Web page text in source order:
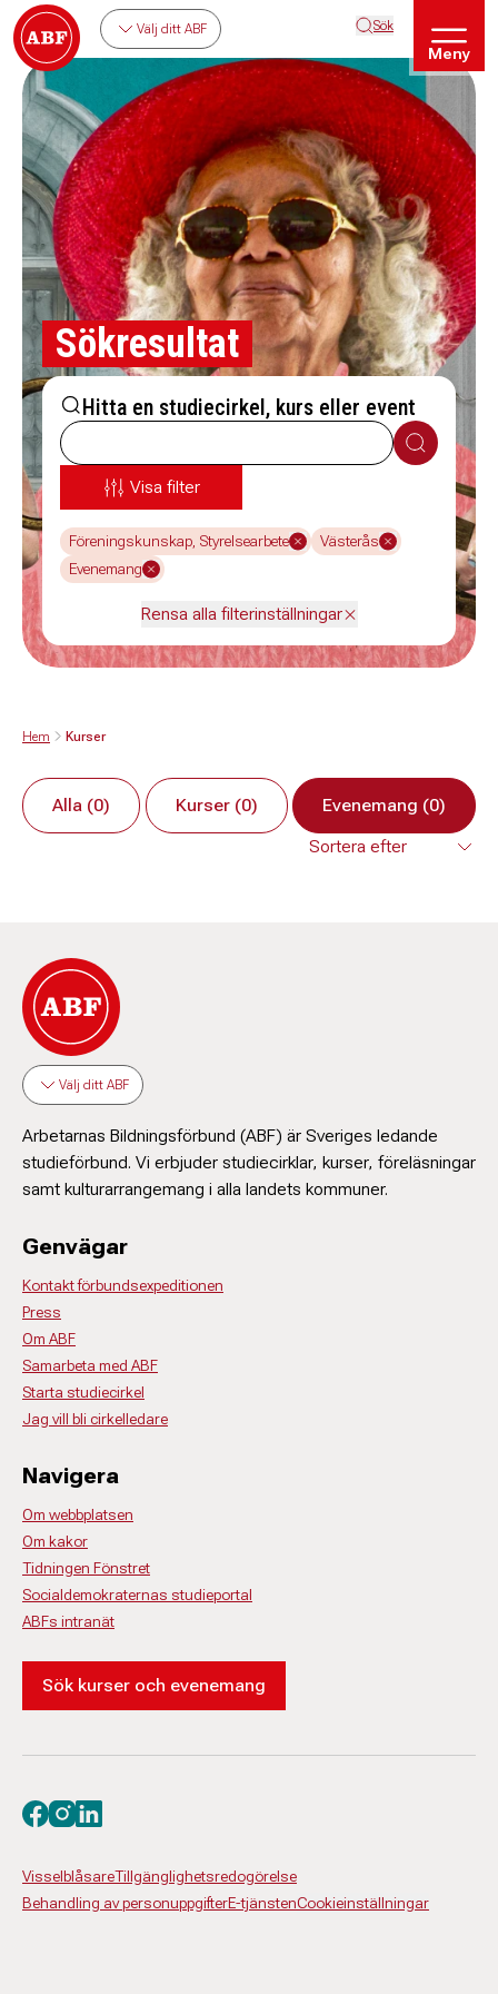
Välj ditt ABF Sök
Meny
Sökresultat
Hitta en studiecirkel, kurs eller event
Sök
Visa filter
Föreningskunskap, Styrelsearbete
Västerås
Evenemang
Rensa alla filterinställningar
Hem Kurser
Alla (0) Kurser (0) Evenemang (0)
Välj ditt ABF
Arbetarnas Bildningsförbund (ABF) är Sveriges ledande
studieförbund. Vi erbjuder studiecirklar, kurser, föreläsningar
samt kulturarrangemang i alla landets kommuner.
Genvägar
Kontakt förbundsexpeditionen
Press
Om ABF
Samarbeta med ABF
Starta studiecirkel
Jag vill bli cirkelledare
Navigera
Om webbplatsen
Om kakor
Tidningen Fönstret
Socialdemokraternas studieportal
ABFs intranät
Sök kurser och evenemang
VisselblåsareTillgänglighetsredogörelse
Behandling av personuppgifterE-tjänstenCookieinställningar
Besök oss på facebook
Besök oss på instagram
Besök oss på linkedin